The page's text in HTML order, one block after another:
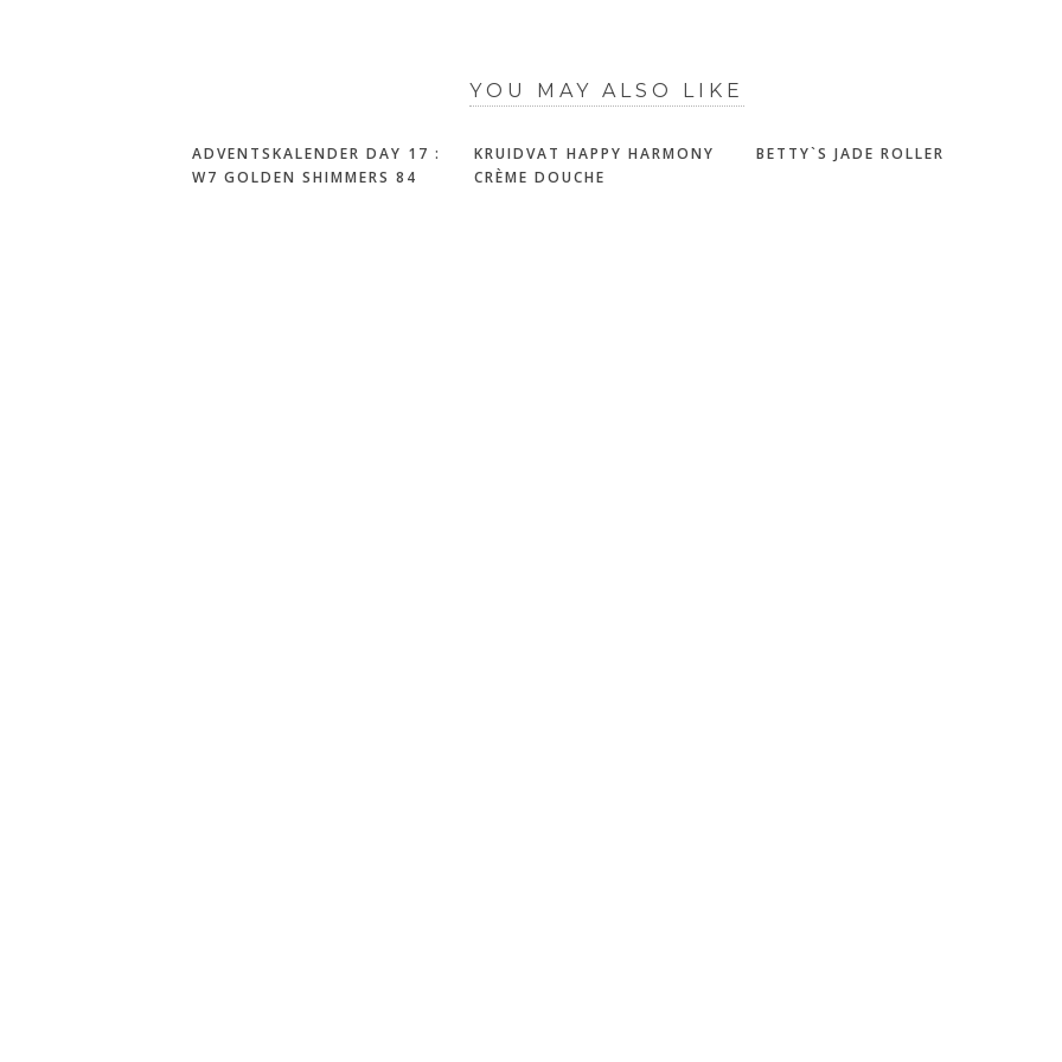
YOU MAY ALSO LIKE
ADVENTSKALENDER DAY 17 :
W7 GOLDEN SHIMMERS 84
KRUIDVAT HAPPY HARMONY
CRÈME DOUCHE
BETTY`S JADE ROLLER